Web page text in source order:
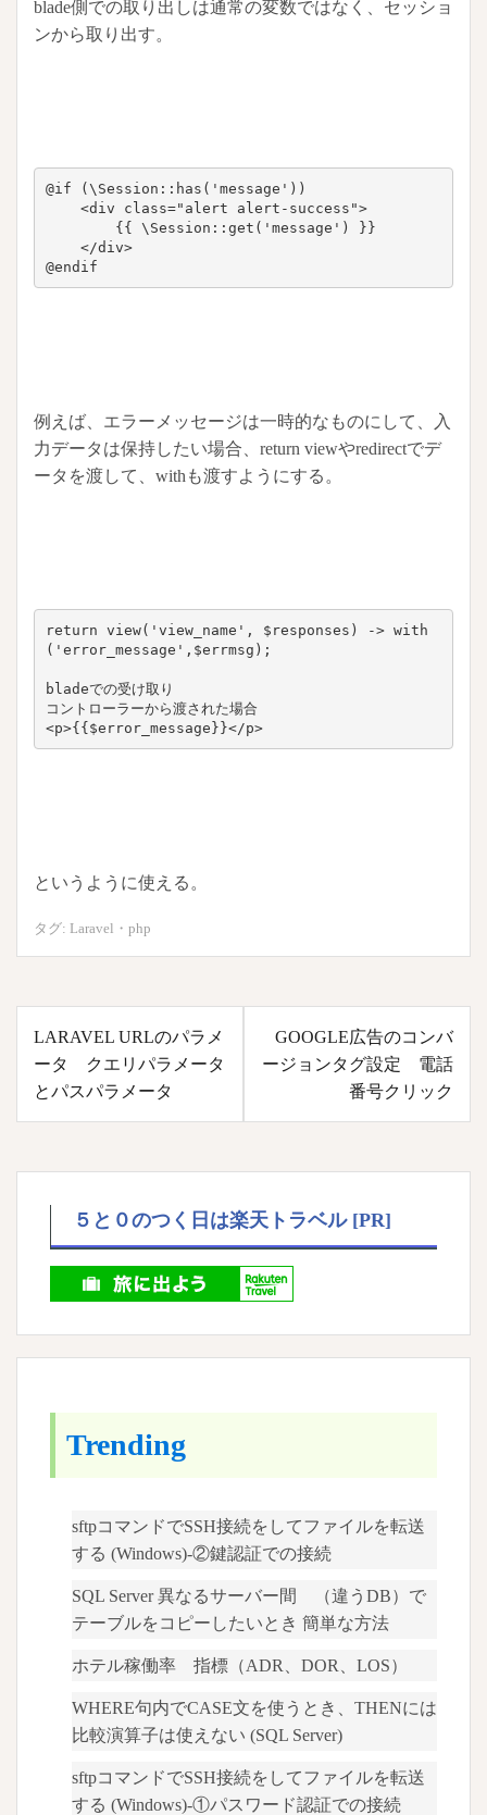
blade側での取り出しは通常の変数ではなく、セッショ
ンから取り出す。
@if (\Session::has('message'))
@endif
例えば、エラーメッセージは一時的なものにして、入
力データは保持したい場合、return viewやredirectでデ
ータを渡して、withも渡すようにする。
return view('view_name', $responses) -> with
('error_message',$errmsg);
bladeでの受け取り
コントローラーから渡された場合
<p>{{$error_message}}</p>
というように使える。
タグ: Laravel ・ php
稿
ナ
ビ
ー
LARAVEL URLのパラメ
ータ クエリパラメータ
とパスパラメータ
GOOGLE広告のコンバ
ージョンタグ設定 電話
番号クリック
５と０のつく日は楽天トラベル [PR]
Trending
sftpコマンドでSSH接続をしてファイルを転送
する (Windows)-②鍵認証での接続
SQL Server 異なるサーバー間 （違うDB）で
テーブルをコピーしたいとき 簡単な方法
ホテル稼働率 指標（ADR、DOR、LOS）
WHERE句内でCASE文を使うとき、THENには
比較演算子は使えない (SQL Server)
sftpコマンドでSSH接続をしてファイルを転送
する (Windows)-①パスワード認証での接続